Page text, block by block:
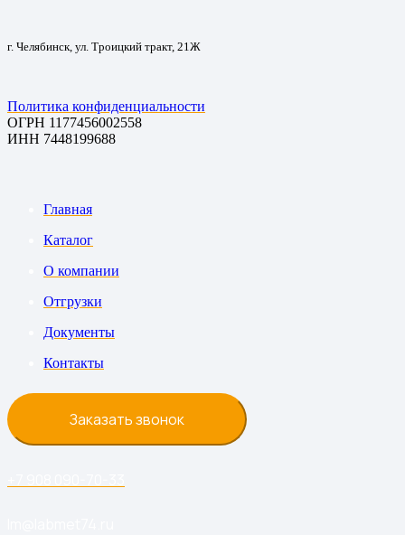
г. Челябинск, ул. Троицкий тракт, 21Ж
Политика конфиденциальности
ОГРН 1177456002558
ИНН 7448199688
Главная
Каталог
О компании
Отгрузки
Документы
Контакты
Заказать звонок